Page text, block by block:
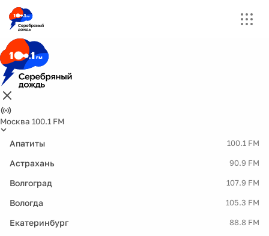
Москва 100.1 FM
Апатиты 100.1 FM
Астрахань 90.9 FM
Волгоград 107.9 FM
Вологда 105.3 FM
Екатеринбург 88.8 FM